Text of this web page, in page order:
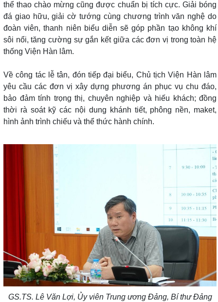
thể thao chào mừng cũng được chuẩn bị tích cực. Giải bóng
đá giao hữu, giải cờ tướng cùng chương trình văn nghệ do
đoàn viên, thanh niên biểu diễn sẽ góp phần tạo không khí
sôi nổi, tăng cường sự gắn kết giữa các đơn vị trong toàn hệ
thống Viện Hàn lâm.
Về công tác lễ tân, đón tiếp đại biểu, Chủ tịch Viện Hàn lâm
yêu cầu các đơn vị xây dựng phương án phục vụ chu đáo,
bảo đảm tính trọng thị, chuyên nghiệp và hiếu khách; đồng
thời rà soát kỹ các nội dung khánh tiết, phông nền, maket,
hình ảnh trình chiếu và thể thức hành chính.
GS.TS. Lê Văn Lợi, Ủy viên Trung ương Đảng, Bí thư Đảng